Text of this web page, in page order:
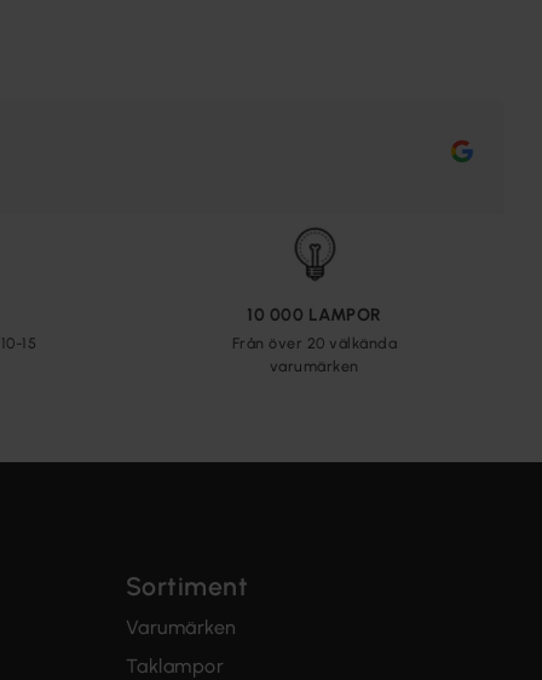
15
10 000 LAMPOR
Från över 20 välkända
varumärken
Sortiment
Varumärken
Taklampor